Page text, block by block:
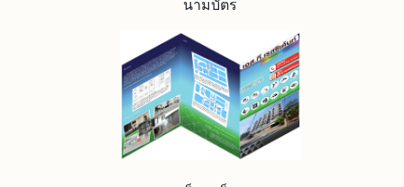
นามบัตร